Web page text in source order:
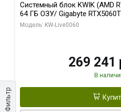
Фильтр
Системный блок KWIK (AMD
64 ГБ ОЗУ/ Gigabyte
GDDR7 128bit 3xDP H/ 1 ТБ SSD)
Модель: KW-Live0060
269 241
В